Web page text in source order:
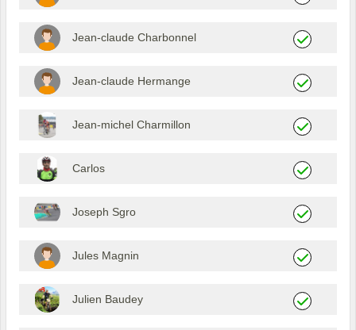
Jean-claude Charbonnel
Jean-claude Hermange
Jean-michel Charmillon
Carlos
Joseph Sgro
Jules Magnin
Julien Baudey